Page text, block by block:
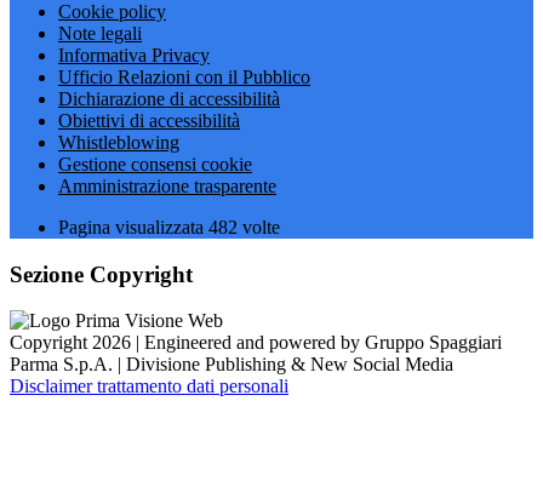
Cookie policy
Note legali
Informativa Privacy
Ufficio Relazioni con il Pubblico
Dichiarazione di accessibilità
Obiettivi di accessibilità
Whistleblowing
Gestione consensi cookie
Amministrazione trasparente
Pagina visualizzata 482 volte
Sezione Copyright
Copyright 2026 | Engineered and powered by Gruppo Spaggiari
Parma S.p.A. | Divisione Publishing & New Social Media
Disclaimer trattamento dati personali